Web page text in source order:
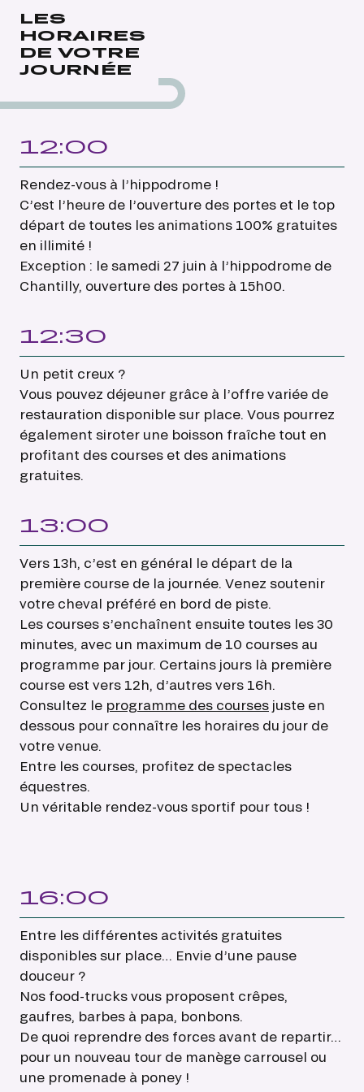
immersive à vivre en famille, au cœur de
l’hippodrome de Chantilly.
LES
HORAIRES
DE VOTRE
JOURNÉE
12:00
Rendez-vous à l’hippodrome !
C’est l’heure de l’ouverture des portes et le top
départ de toutes les animations 100% gratuites
en illimité !
Exception : le samedi 27 juin à l’hippodrome de
Chantilly, ouverture des portes à 15h00.
12:30
Un petit creux ?
Vous pouvez déjeuner grâce à l’offre variée de
restauration disponible sur place. Vous pourrez
également siroter une boisson fraîche tout en
profitant des courses et des animations
gratuites.
13:00
Vers 13h, c’est en général le départ de la
première course de la journée. Venez soutenir
votre cheval préféré en bord de piste.
Les courses s’enchaînent ensuite toutes les 30
minutes, avec un maximum de 10 courses au
programme par jour. Certains jours là première
course est vers 12h, d’autres vers 16h.
Consultez le programme des courses juste en
dessous pour connaître les horaires du jour de
votre venue.
Entre les courses, profitez de spectacles
équestres.
Un véritable rendez-vous sportif pour tous !
16:00
Entre les différentes activités gratuites
disponibles sur place… Envie d’une pause
douceur ?
Nos food-trucks vous proposent crêpes,
gaufres, barbes à papa, bonbons.
De quoi reprendre des forces avant de repartir…
pour un nouveau tour de manège carrousel ou
une promenade à poney !